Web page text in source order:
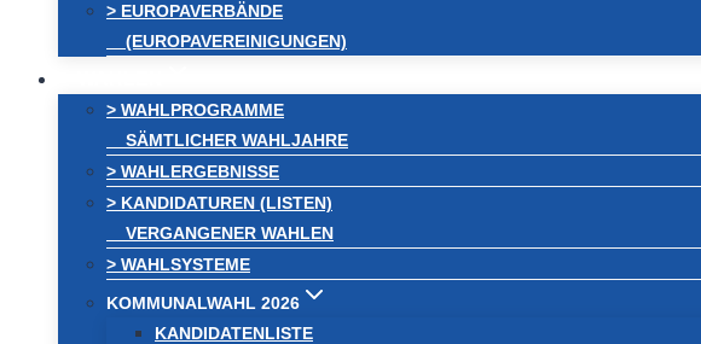
> EUROPAVERBÄNDE
(EUROPAVEREINIGUNGEN)
> WAHLPROGRAMME
SÄMTLICHER WAHLJAHRE
> WAHLERGEBNISSE
> KANDIDATUREN (LISTEN)
VERGANGENER WAHLEN
> WAHLSYSTEME
KOMMUNALWAHL 2026
KANDIDATENLISTE